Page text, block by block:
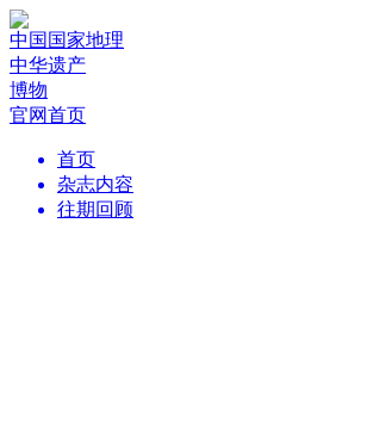
中国国家地理
中华遗产
博物
官网首页
首页
杂志内容
往期回顾